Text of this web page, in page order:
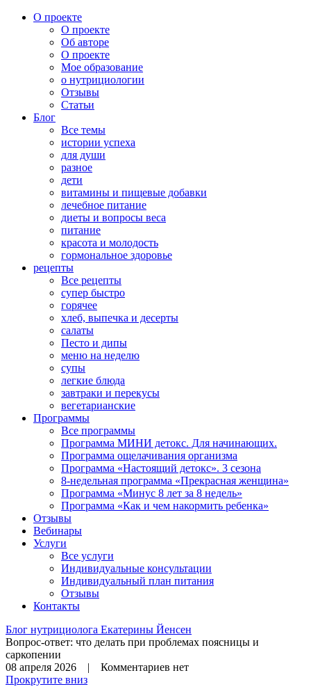
О проекте
О проекте
Об авторе
О проекте
Мое образование
о нутрициологии
Отзывы
Статьи
Блог
Все темы
истории успеха
для души
разное
дети
витамины и пищевые добавки
лечебное питание
диеты и вопросы веса
питание
красота и молодость
гормональное здоровье
рецепты
Все рецепты
супер быстро
горячее
хлеб, выпечка и десерты
салаты
Песто и дипы
меню на неделю
супы
легкие блюда
завтраки и перекусы
вегетарианские
Программы
Все программы
Программа МИНИ детокс. Для начинающих.
Программа ощелачивания организма
Программа «Настоящий детокс». 3 сезона
8-недельная программа «Прекрасная женщина»
Программа «Минус 8 лет за 8 недель»
Программа «Как и чем накормить ребенка»
Отзывы
Вебинары
Услуги
Все услуги
Индивидуальные консультации
Индивидуальный план питания
Отзывы
Контакты
Блог нутрициолога Екатерины Йенсен
Вопрос-ответ: что делать при проблемах поясницы и
саркопении
08 апреля 2026 | Комментариев нет
Прокрутите вниз